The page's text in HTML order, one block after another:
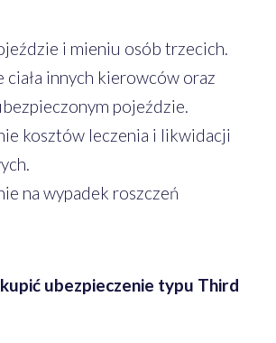
i mieniu osób trzecich.
ciała innych kierowców oraz
pojeździe.
kosztów leczenia i likwidacji
na wypadek roszczeń
ubezpieczenie typu Third